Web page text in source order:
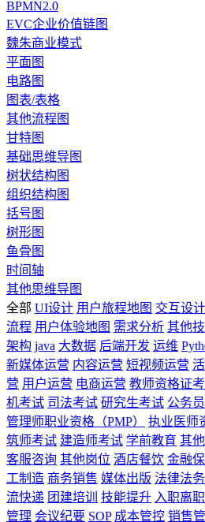
BPMN2.0
EVC企业价值链图
魏朱商业模式
平面图
电路图
图表/表格
其他流程图
甘特图
基础思维导图
树状结构图
组织结构图
括号图
树形图
鱼骨图
时间轴
其他思维导图
全部 UI设计 用户旅程地图 交互设计
流程 用户体验地图 需求分析 其他
架构 java 大数据 后端开发 运维
新媒体运营 内容运营 短视频运营
营 用户运营 电商运营 教师资格证
机考试 司法考试 研究生考试 公务
管理师职业资格（PMP）
执业医师
筑师考试 建造师考试 学前教育 其
客服咨询 其他岗位 酒店餐饮 金融
工制造 商务销售 媒体出版 法律法务
流快递 团建培训 技能提升 入职离职
管理 会议纪要 SOP 成本管控 销售